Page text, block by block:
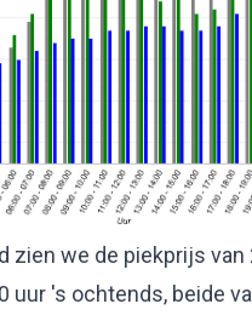
zien we de piekprijs
's ochtends, beide